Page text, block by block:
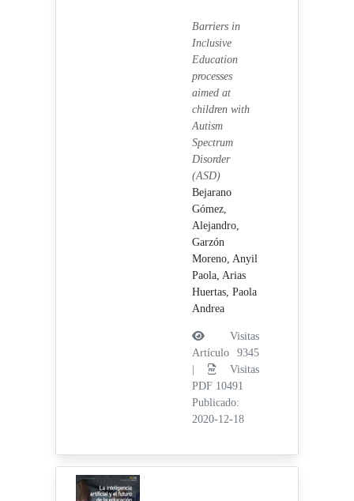
Barriers in
Inclusive
Education
processes
aimed at
children with
Autism
Spectrum
Disorder
(ASD)
Bejarano
Gómez,
Alejandro,
Garzón
Moreno, Anyil
Paola, Arias
Huertas, Paola
Andrea
Visitas
Artículo 9345
Visitas
PDF 10491
Publicado:
2020-12-18